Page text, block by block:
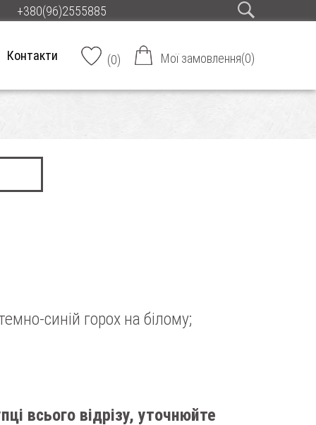
+380(96)2555885
Контакти (0) Мої замовлення(0)
синій горох на білому;
всього відрізу, уточнюйте